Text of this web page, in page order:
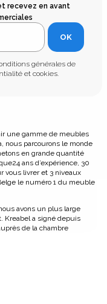
recevez en avant
OK
générales de
et cookies.
une gamme de meubles
nous parcourons le monde
en grande quantité
ans d’expérience, 30
vous livrer et 3 niveaux
le numéro 1 du meuble
avons un plus large
Kreabel a signé depuis
de la chambre